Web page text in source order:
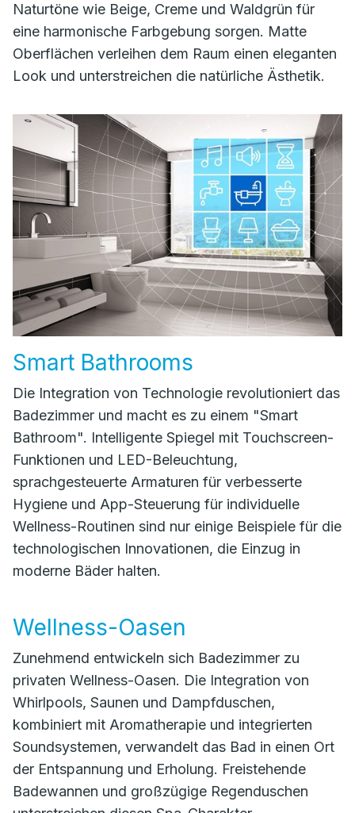
Naturtöne wie Beige, Creme und Waldgrün für
eine harmonische Farbgebung sorgen. Matte
Oberflächen verleihen dem Raum einen eleganten
Look und unterstreichen die natürliche Ästhetik.
Smart Bathrooms
Die Integration von Technologie revolutioniert das
Badezimmer und macht es zu einem "Smart
Bathroom". Intelligente Spiegel mit Touchscreen-
Funktionen und LED-Beleuchtung,
sprachgesteuerte Armaturen für verbesserte
Hygiene und App-Steuerung für individuelle
Wellness-Routinen sind nur einige Beispiele für die
technologischen Innovationen, die Einzug in
moderne Bäder halten.
Wellness-Oasen
Zunehmend entwickeln sich Badezimmer zu
privaten Wellness-Oasen. Die Integration von
Whirlpools, Saunen und Dampfduschen,
kombiniert mit Aromatherapie und integrierten
Soundsystemen, verwandelt das Bad in einen Ort
der Entspannung und Erholung. Freistehende
Badewannen und großzügige Regenduschen